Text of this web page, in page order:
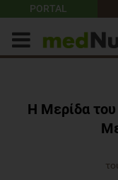
PORTAL
Η Μερίδα